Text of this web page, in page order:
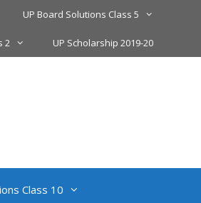
UP Board Solutions Class 5
2 UP Scholarship 2019-20
Class 10